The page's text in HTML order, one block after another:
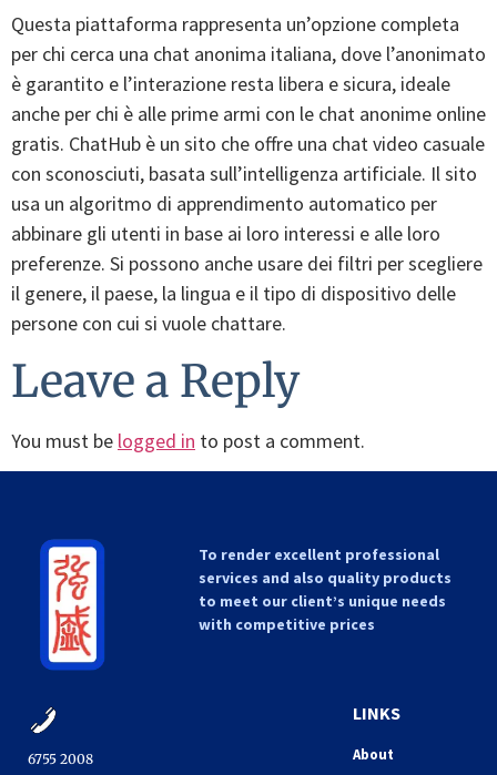
Questa piattaforma rappresenta un’opzione completa
per chi cerca una chat anonima italiana, dove l’anonimato
è garantito e l’interazione resta libera e sicura, ideale
anche per chi è alle prime armi con le chat anonime online
gratis. ChatHub è un sito che offre una chat video casuale
con sconosciuti, basata sull’intelligenza artificiale. Il sito
usa un algoritmo di apprendimento automatico per
abbinare gli utenti in base ai loro interessi e alle loro
preferenze. Si possono anche usare dei filtri per scegliere
il genere, il paese, la lingua e il tipo di dispositivo delle
persone con cui si vuole chattare.
Leave a Reply
You must be logged in to post a comment.
To render excellent professional
services and also quality products
to meet our client’s unique needs
with competitive prices
6755 2008​
LINKS
About